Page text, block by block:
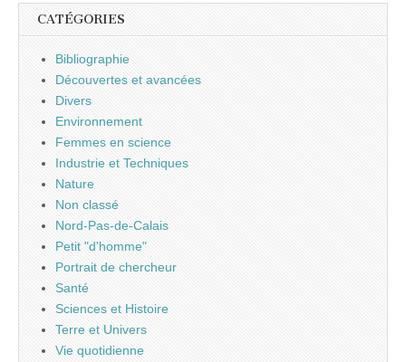
CATÉGORIES
Bibliographie
Découvertes et avancées
Divers
Environnement
Femmes en science
Industrie et Techniques
Nature
Non classé
Nord-Pas-de-Calais
Petit "d'homme"
Portrait de chercheur
Santé
Sciences et Histoire
Terre et Univers
Vie quotidienne